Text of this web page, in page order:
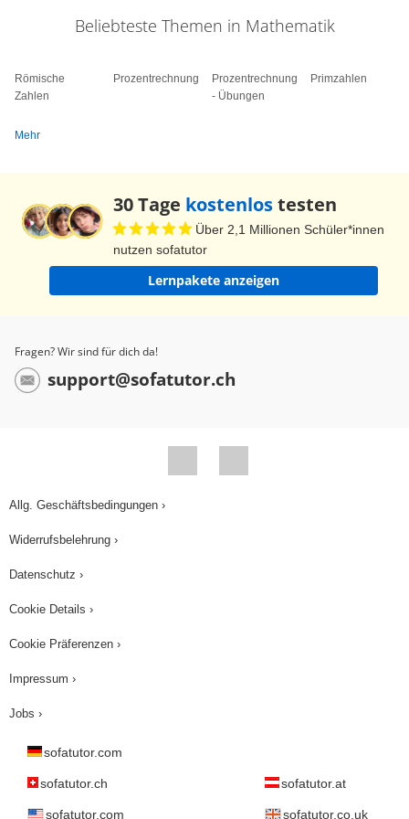
Glücklich, dass er genug Zeit und Geld haben
Beliebteste Themen in Mathematik
Römische
Zahlen
Prozentrechnung
Prozentrechnung
- Übungen
Primzahlen
Mehr
30 Tage kostenlostesten
Über 2,1 Millionen Schüler*innen
nutzen sofatutor
Lernpakete anzeigen
Fragen? Wir sind für dich da!
support@sofatutor.ch
Allg. Geschäftsbedingungen ›
Widerrufsbelehrung ›
Datenschutz ›
Cookie Details ›
Cookie Präferenzen ›
Impressum ›
Jobs ›
sofatutor.com
sofatutor.ch sofatutor.at
sofatutor.com sofatutor.co.uk